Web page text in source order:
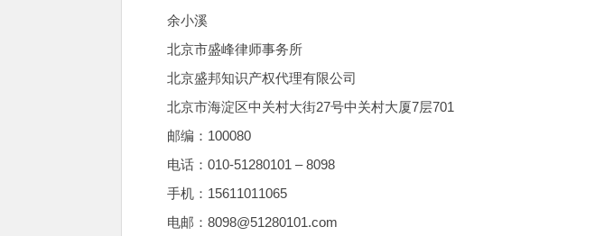
余小溪
北京市盛峰律师事务所
北京盛邦知识产权代理有限公司
北京市海淀区中关村大街27号中关村大厦7层701
邮编：100080
电话：010-51280101 – 8098
手机：15611011065
电邮：8098@51280101.com